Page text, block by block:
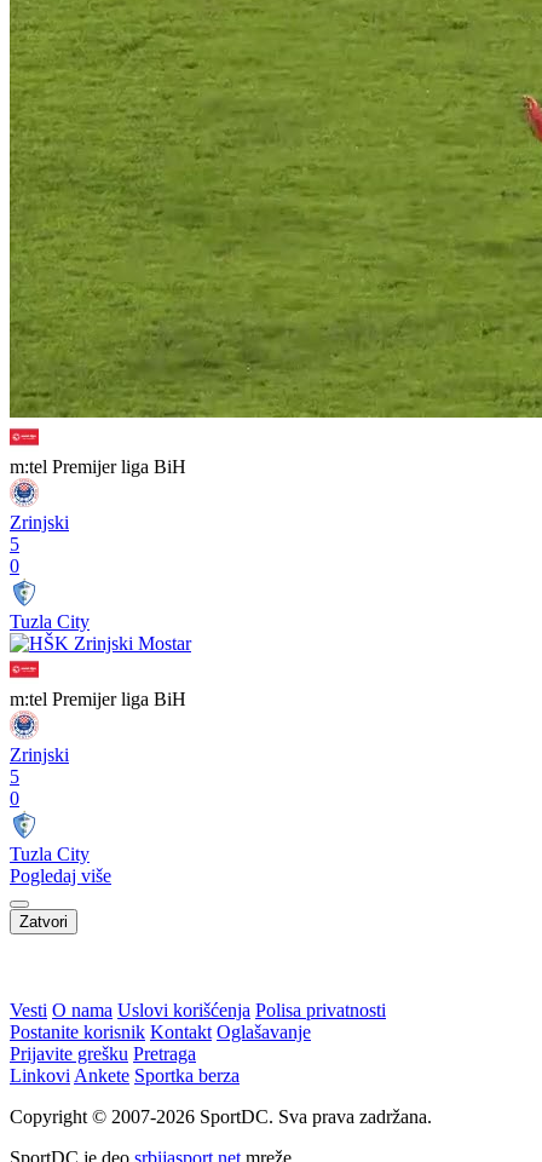
m:tel Premijer liga BiH
Zrinjski
5
0
Tuzla City
m:tel Premijer liga BiH
Zrinjski
5
0
Tuzla City
Pogledaj više
Zatvori
Plemići nastavljaju ulagati u
razvoj igrača: GOŠK partner,
šest nogometaša na posudbi
Daliću bi se mogao pridružiti
Kontinuitet na ispitu: Nova Ćurdo se vratio među